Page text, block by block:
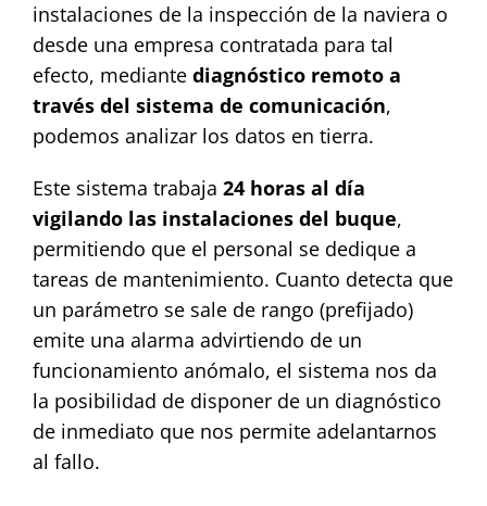
instalaciones de la inspección de la naviera o
desde una empresa contratada para tal
efecto, mediante diagnóstico remoto a
través del sistema de comunicación,
podemos analizar los datos en tierra.
Este sistema trabaja 24 horas al día
vigilando las instalaciones del buque,
permitiendo que el personal se dedique a
tareas de mantenimiento. Cuanto detecta que
un parámetro se sale de rango (prefijado)
emite una alarma advirtiendo de un
funcionamiento anómalo, el sistema nos da
la posibilidad de disponer de un diagnóstico
de inmediato que nos permite adelantarnos
al fallo.